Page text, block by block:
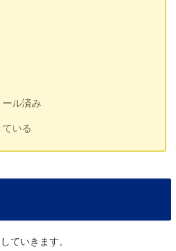
ール済み
ている
ていきます。